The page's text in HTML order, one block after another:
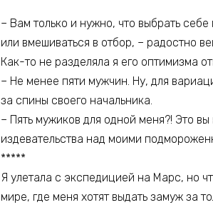
– Вам только и нужно, что выбрать
или вмешиваться в отбор, – радостно
Как-то не разделяла я его оптимизма
– Не менее пяти мужчин. Ну, для
за спины своего начальника.
– Пять мужиков для одной меня?! Это
издевательства над моими
*****
Я улетала с экспедицией на Марс, но
мире, где меня хотят выдать замуж за